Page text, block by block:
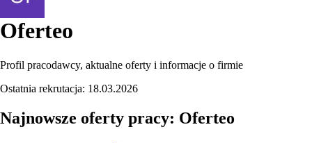
Oferteo
Profil pracodawcy, aktualne oferty i informacje o firmie
Ostatnia rekrutacja: 18.03.2026
Najnowsze oferty pracy: Oferteo